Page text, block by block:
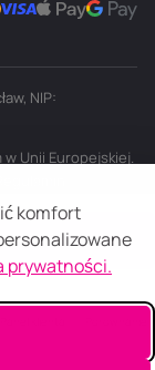
komfort
prywatności.
NIP:
Unii Europejskiej.